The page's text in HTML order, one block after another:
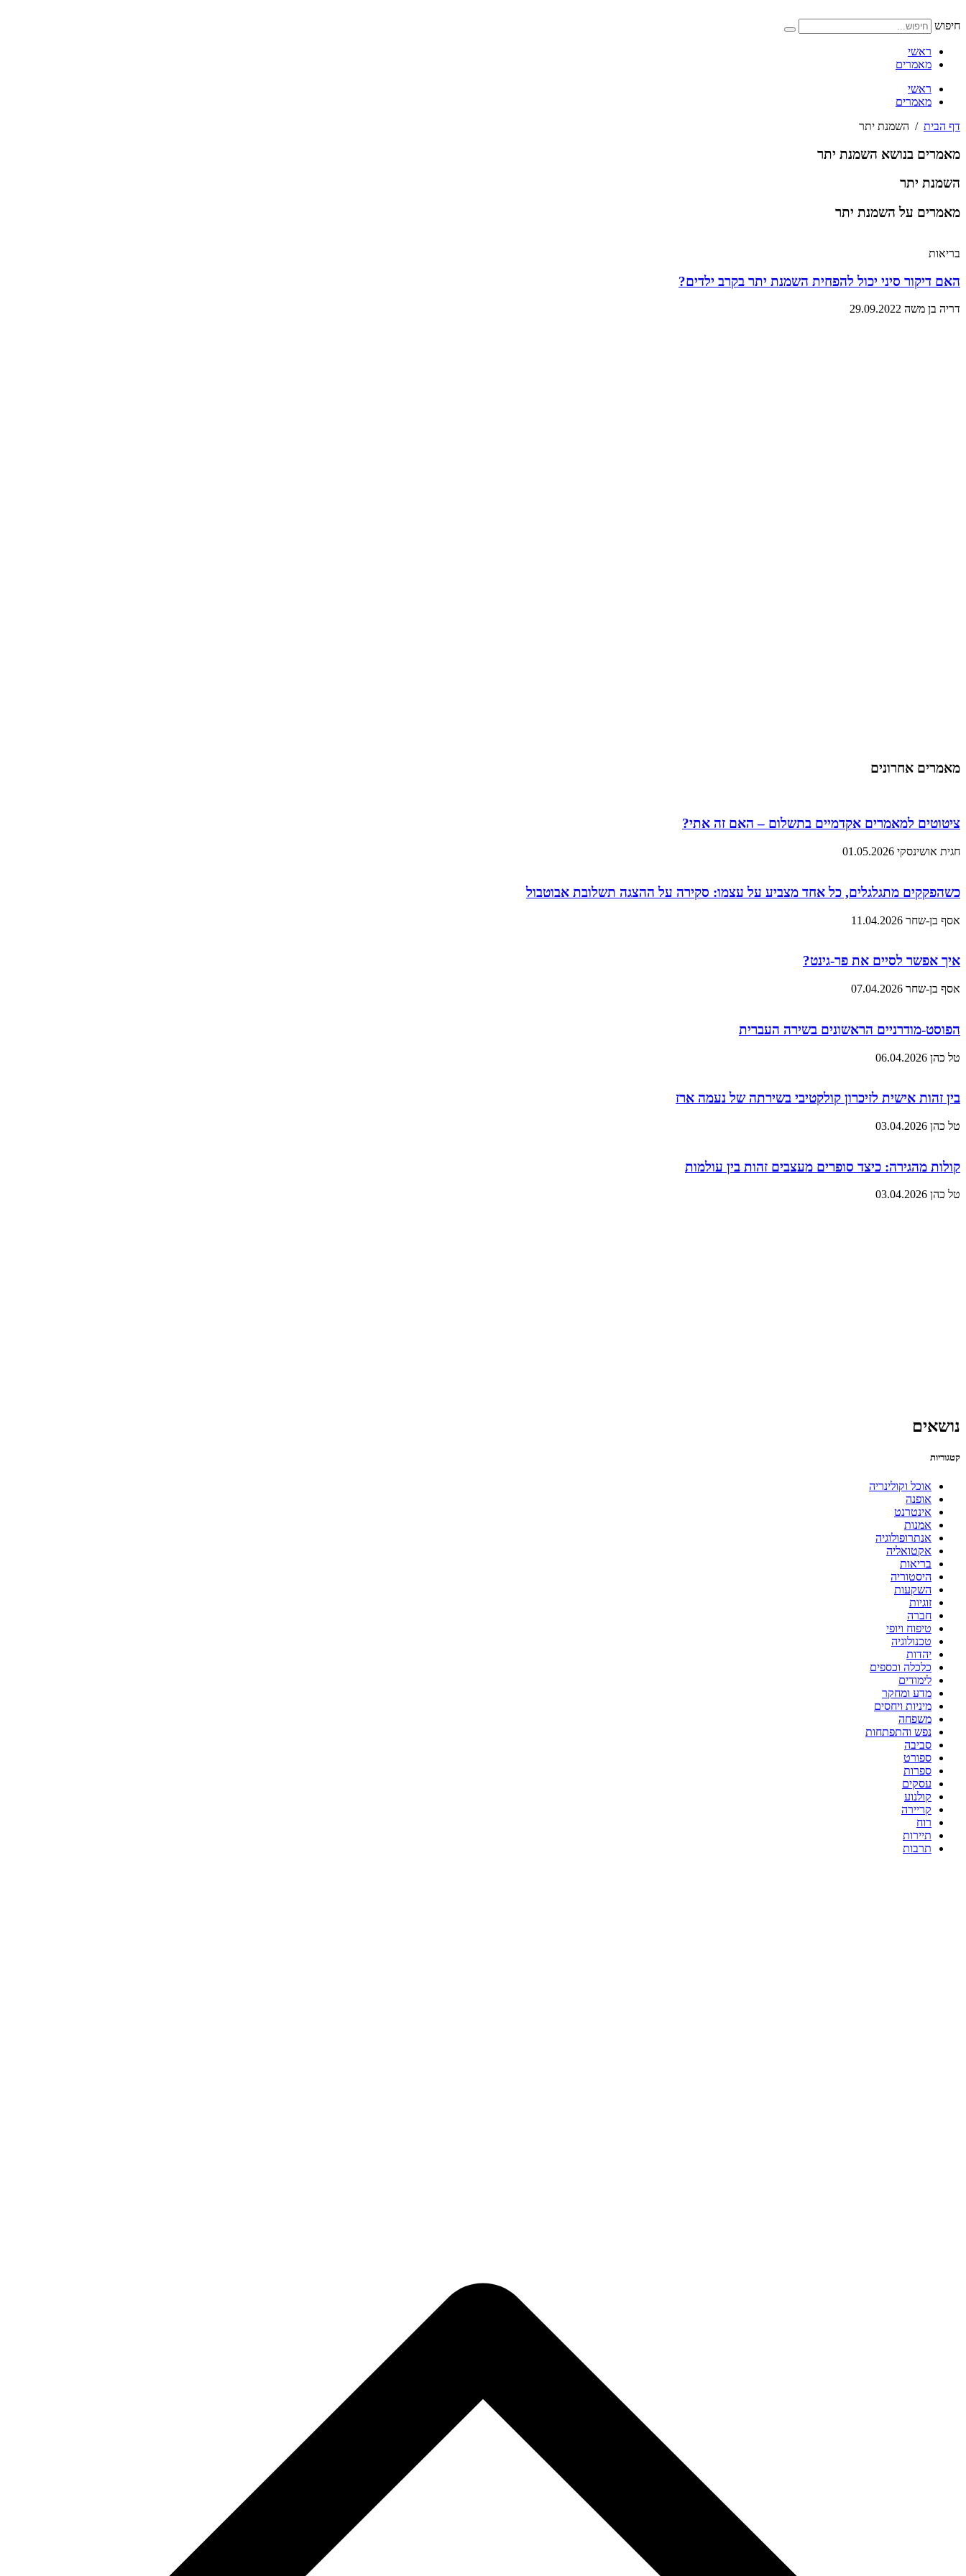
לתוכן
חיפוש
ראשי
מאמרים
ראשי
מאמרים
דף הבית / השמנת יתר
מאמרים בנושא השמנת יתר
השמנת יתר
מאמרים על השמנת יתר
בריאות
האם דיקור סיני יכול להפחית השמנת יתר בקרב ילדים?
דריה בן משה 29.09.2022
מאמרים אחרונים
ציטוטים למאמרים אקדמיים בתשלום – האם זה אתי?
חגית אושינסקי 01.05.2026
כשהפקקים מתגלגלים, כל אחד מצביע על עצמו: סקירה על ההצגה תשלובת אבוטבול
אסף בן-שחר 11.04.2026
איך אפשר לסיים את פר-גינט?
אסף בן-שחר 07.04.2026
הפוסט-מודרניים הראשונים בשירה העברית
טל כהן 06.04.2026
בין זהות אישית לזיכרון קולקטיבי בשירתה של נעמה ארז
טל כהן 03.04.2026
קולות מהגירה: כיצד סופרים מעצבים זהות בין עולמות
טל כהן 03.04.2026
נושאים
קטגוריות
אוכל וקולינריה
אופנה
אינטרנט
אמנות
אנתרופולוגיה
אקטואליה
בריאות
היסטוריה
השקעות
זוגיות
חברה
טיפוח ויופי
טכנולוגיה
יהדות
כלכלה וכספים
לימודים
מדע ומחקר
מיניות ויחסים
משפחה
נפש והתפתחות
סביבה
ספורט
ספרות
עסקים
קולנוע
קריירה
רוח
תיירות
תרבות